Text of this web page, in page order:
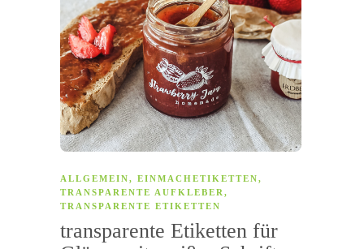
ALLGEMEIN, EINMACHETIKETTEN,
TRANSPARENTE AUFKLEBER ,
TRANSPARENTE ETIKETTEN
transparente Etiketten für